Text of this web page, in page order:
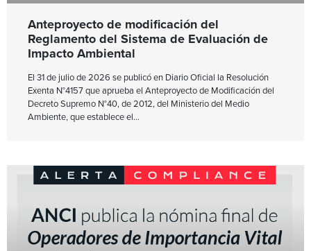
Anteproyecto de modificación del
Reglamento del Sistema de Evaluación de
Impacto Ambiental
El 31 de julio de 2026 se publicó en Diario Oficial la Resolución
Exenta N°4157 que aprueba el Anteproyecto de Modificación del
Decreto Supremo N°40, de 2012, del Ministerio del Medio
Ambiente, que establece el